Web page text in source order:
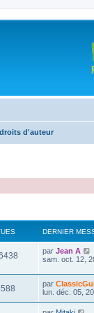
d'auteur
DERNIER
V
u
D
e
n
i
e
par Jean A
sam. oct. 12,
u
D
e
par
lun. déc. 05,